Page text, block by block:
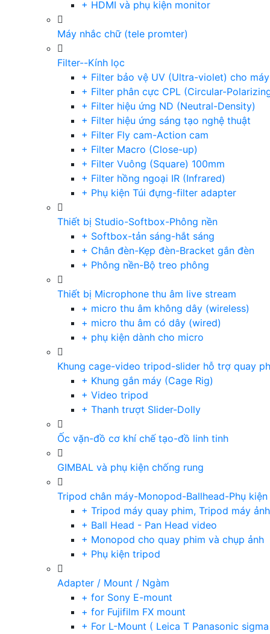
+ HDMI và phụ kiện monitor
Máy nhắc chữ (tele promter)
Filter--Kính lọc
+ Filter bảo vệ UV (Ultra-violet) cho
+ Filter phân cực CPL (Circular-
+ Filter hiệu ứng ND (Neutral-Density)
+ Filter hiệu ứng sáng tạo nghệ thuật
+ Filter Fly cam-Action cam
+ Filter Macro (Close-up)
+ Filter Vuông (Square) 100mm
+ Filter hồng ngoại IR (Infrared)
+ Phụ kiện Túi đựng-filter adapter
Thiết bị Studio-Softbox-Phông nền
+ Softbox-tản sáng-hắt sáng
+ Chân đèn-Kẹp đèn-Bracket gắn đèn
+ Phông nền-Bộ treo phông
Thiết bị Microphone thu âm live stream
+ micro thu âm không dây (wireless)
+ micro thu âm có dây (wired)
+ phụ kiện dành cho micro
Khung cage-video tripod-slider hỗ trợ quay
+ Khung gắn máy (Cage Rig)
+ Video tripod
+ Thanh trượt Slider-Dolly
Ốc vặn-đồ cơ khí chế tạo-đồ linh tinh
GIMBAL và phụ kiện chống rung
Tripod chân máy-Monopod-Ballhead-Phụ kiện
+ Tripod máy quay phim, Tripod máy
+ Ball Head - Pan Head video
+ Monopod cho quay phim và chụp ảnh
+ Phụ kiện tripod
Adapter / Mount / Ngàm
+ for Sony E-mount
+ for Fujifilm FX mount
+ For L-Mount ( Leica T Panasonic